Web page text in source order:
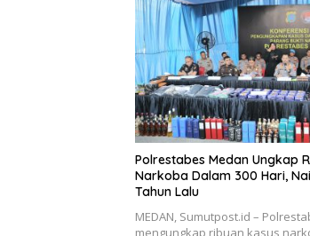
Polrestabes Medan Ungkap
Narkoba Dalam 300 Hari,
Tahun Lalu
MEDAN, Sumutpost.id –
mengungkap ribuan kasus